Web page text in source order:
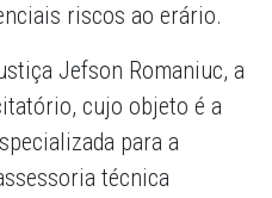
riscos ao erário.
Jefson Romaniuc, a
cujo objeto é a
para a
técnica